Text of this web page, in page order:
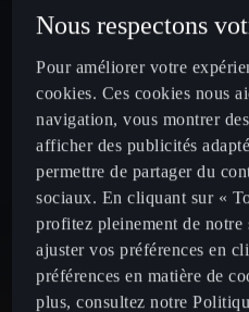
eHybrid 204 CH DSG (PHEV)
À partir de339€ /mois 14
par mois
Nous respectons
Pour améliorer votre
cookies. Ces cookies nous
navigation, vous montrer
afficher des publicités
permettre de partager du
sociaux. En cliquant sur «
profitez pleinement de notre
ajuster vos préférences en
préférences en matière de
plus, consultez notre